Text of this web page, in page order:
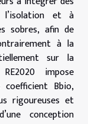
l’isolation et à
sobres, afin de
à la
sur la
impose
Bbio,
rigoureuses et
conception